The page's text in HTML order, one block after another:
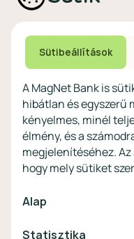
számlacsomagok
Megtakarítások non-
profitoknak
Digitális szolgáltatások non-
profitoknak
Sütibeállítások
A MagNet Bank is
hibátlan és egyszerű
kényelmes, minél
élmény, és a
megjelenítéséhez.
hogy mely sütiket
Alap
Statisztika